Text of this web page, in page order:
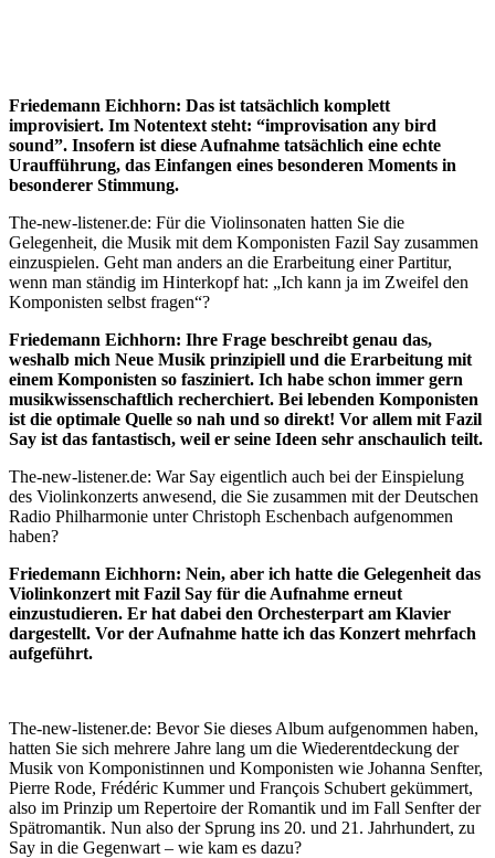
Friedemann Eichhorn: Das ist tatsächlich komplett
improvisiert. Im Notentext steht: “improvisation any bird
sound”. Insofern ist diese Aufnahme tatsächlich eine echte
Uraufführung, das Einfangen eines besonderen Moments in
besonderer Stimmung.
The-new-listener.de: Für die Violinsonaten hatten Sie die
Gelegenheit, die Musik mit dem Komponisten Fazil Say zusammen
einzuspielen. Geht man anders an die Erarbeitung einer Partitur,
wenn man ständig im Hinterkopf hat: „Ich kann ja im Zweifel den
Komponisten selbst fragen“?
Friedemann Eichhorn: Ihre Frage beschreibt genau das,
weshalb mich Neue Musik prinzipiell und die Erarbeitung mit
einem Komponisten so fasziniert. Ich habe schon immer gern
musikwissenschaftlich recherchiert. Bei lebenden Komponisten
ist die optimale Quelle so nah und so direkt! Vor allem mit Fazil
Say ist das fantastisch, weil er seine Ideen sehr anschaulich teilt.
The-new-listener.de: War Say eigentlich auch bei der Einspielung
des Violinkonzerts anwesend, die Sie zusammen mit der Deutschen
Radio Philharmonie unter Christoph Eschenbach aufgenommen
haben?
Friedemann Eichhorn: Nein, aber ich hatte die Gelegenheit das
Violinkonzert mit Fazil Say für die Aufnahme erneut
einzustudieren. Er hat dabei den Orchesterpart am Klavier
dargestellt. Vor der Aufnahme hatte ich das Konzert mehrfach
aufgeführt.
The-new-listener.de: Bevor Sie dieses Album aufgenommen haben,
hatten Sie sich mehrere Jahre lang um die Wiederentdeckung der
Musik von Komponistinnen und Komponisten wie Johanna Senfter,
Pierre Rode, Frédéric Kummer und François Schubert gekümmert,
also im Prinzip um Repertoire der Romantik und im Fall Senfter der
Spätromantik. Nun also der Sprung ins 20. und 21. Jahrhundert, zu
Say in die Gegenwart – wie kam es dazu?